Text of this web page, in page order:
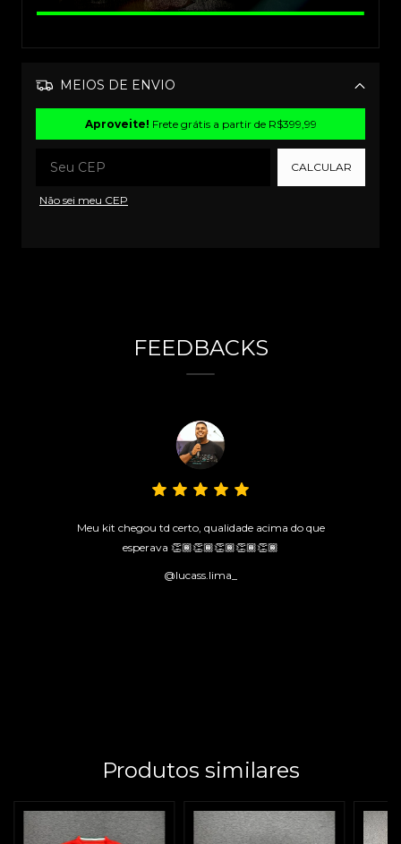
MEIOS DE ENVIO
Aproveite! Frete grátis a partir de R$399,99
CALCULAR
Não sei meu CEP
FEEDBACKS
Meu kit chegou td certo, qualidade acima do que
esperava 👏🏾👏🏾👏🏾👏🏾👏🏾
@lucass.lima_
Produtos similares